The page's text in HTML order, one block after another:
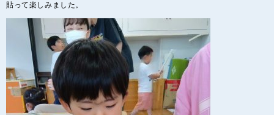
貼って楽しみました。